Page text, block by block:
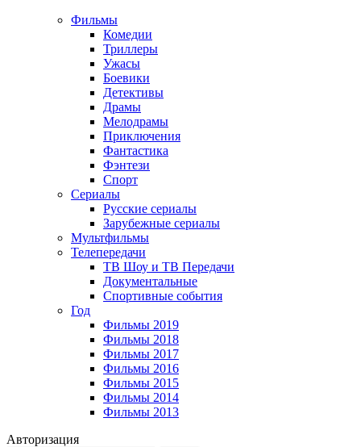
Фильмы
Комедии
Триллеры
Ужасы
Боевики
Детективы
Драмы
Мелодрамы
Приключения
Фантастика
Фэнтези
Спорт
Сериалы
Русские сериалы
Зарубежные сериалы
Мультфильмы
Телепередачи
ТВ Шоу и ТВ Передачи
Документальные
Спортивные события
Год
Фильмы 2019
Фильмы 2018
Фильмы 2017
Фильмы 2016
Фильмы 2015
Фильмы 2014
Фильмы 2013
Авторизация